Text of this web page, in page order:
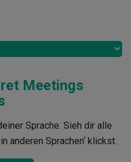
Meetings
Sprache. Sieh dir alle
anderen Sprachen‘ klickst.